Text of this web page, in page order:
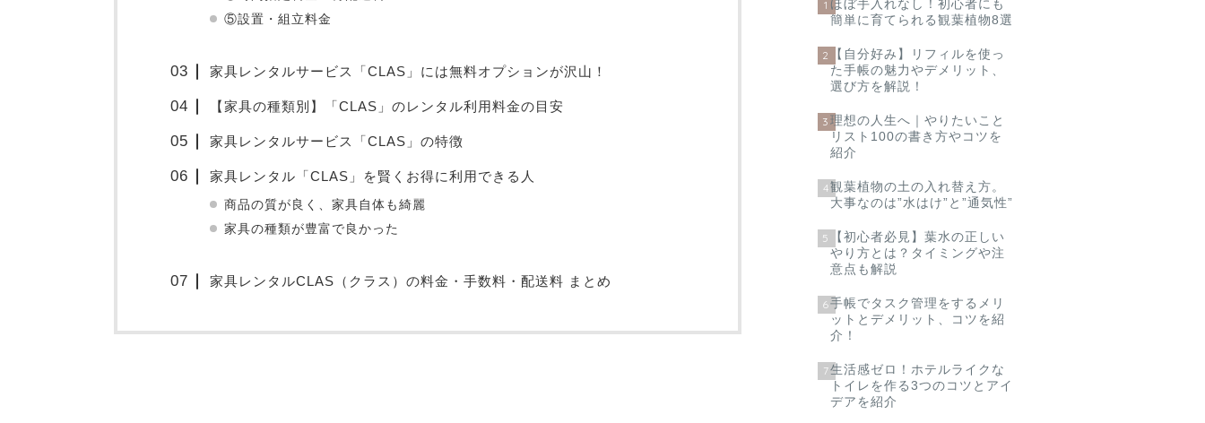
⑤設置・組立料金
家具レンタルサービス「CLAS」には無料オプションが沢山！
【家具の種類別】「CLAS」のレンタル利用料金の目安
家具レンタルサービス「CLAS」の特徴
家具レンタル「CLAS」を賢くお得に利用できる人
商品の質が良く、家具自体も綺麗
家具の種類が豊富で良かった
家具レンタルCLAS（クラス）の料金・手数料・配送料 まとめ
1 ほぼ手入れなし！初心者にも
簡単に育てられる観葉植物8選
2
【自分好み】リフィルを使っ
た手帳の魅力やデメリット、
選び方を解説！
3理想の人生へ｜やりたいこと
リスト100の書き方やコツを
紹介
4観葉植物の土の入れ替え方。
大事なのは”水はけ”と”通気性”
5
【初心者必見】葉水の正しい
やり方とは？タイミングや注
意点も解説
6手帳でタスク管理をするメリ
ットとデメリット、コツを紹
介！
7生活感ゼロ！ホテルライクな
トイレを作る3つのコツとアイ
デアを紹介